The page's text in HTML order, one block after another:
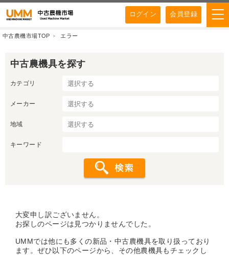
ログイン 会員登録
中古農機市場TOP エラー
中古農機具を探す
カテゴリ
メーカー
地域
キーワード
大変申し訳ございません。
お探しのページは見つかりませんでした。
UMMでは他にも多くの新品・中古農機具を取り扱っており
ます。ぜひ以下のページから、その他農機具もチェックし